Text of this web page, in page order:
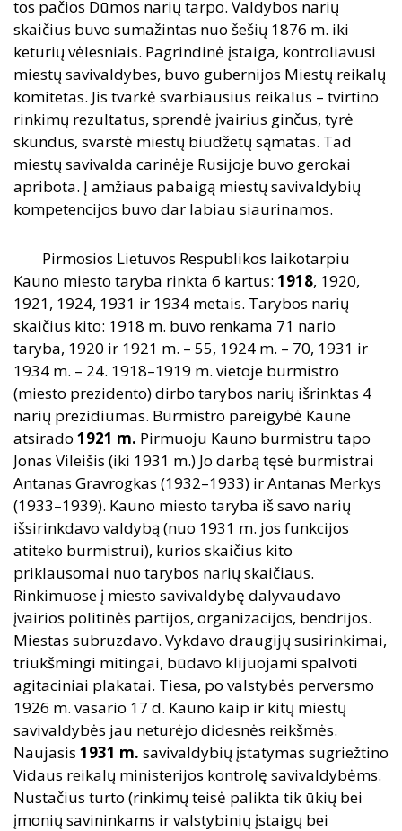
tos pačios Dūmos narių tarpo. Valdybos narių
skaičius buvo sumažintas nuo šešių 1876 m. iki
keturių vėlesniais. Pagrindinė įstaiga, kontroliavusi
miestų savivaldybes, buvo gubernijos Miestų reikalų
komitetas. Jis tvarkė svarbiausius reikalus – tvirtino
rinkimų rezultatus, sprendė įvairius ginčus, tyrė
skundus, svarstė miestų biudžetų sąmatas. Tad
miestų savivalda carinėje Rusijoje buvo gerokai
apribota. Į amžiaus pabaigą miestų savivaldybių
kompetencijos buvo dar labiau siaurinamos.
Pirmosios Lietuvos Respublikos laikotarpiu
Kauno miesto taryba rinkta 6 kartus: 1918, 1920,
1921, 1924, 1931 ir 1934 metais. Tarybos narių
skaičius kito: 1918 m. buvo renkama 71 nario
taryba, 1920 ir 1921 m. – 55, 1924 m. – 70, 1931 ir
1934 m. – 24. 1918–1919 m. vietoje burmistro
(miesto prezidento) dirbo tarybos narių išrinktas 4
narių prezidiumas. Burmistro pareigybė Kaune
atsirado 1921 m. Pirmuoju Kauno burmistru tapo
Jonas Vileišis (iki 1931 m.) Jo darbą tęsė burmistrai
Antanas Gravrogkas (1932–1933) ir Antanas Merkys
(1933–1939). Kauno miesto taryba iš savo narių
išsirinkdavo valdybą (nuo 1931 m. jos funkcijos
atiteko burmistrui), kurios skaičius kito
priklausomai nuo tarybos narių skaičiaus.
Rinkimuose į miesto savivaldybę dalyvaudavo
įvairios politinės partijos, organizacijos, bendrijos.
Miestas subruzdavo. Vykdavo draugijų susirinkimai,
triukšmingi mitingai, būdavo klijuojami spalvoti
agitaciniai plakatai. Tiesa, po valstybės perversmo
1926 m. vasario 17 d. Kauno kaip ir kitų miestų
savivaldybės jau neturėjo didesnės reikšmės.
Naujasis 1931 m. savivaldybių įstatymas sugriežtino
Vidaus reikalų ministerijos kontrolę savivaldybėms.
Nustačius turto (rinkimų teisė palikta tik ūkių bei
įmonių savininkams ir valstybinių įstaigų bei